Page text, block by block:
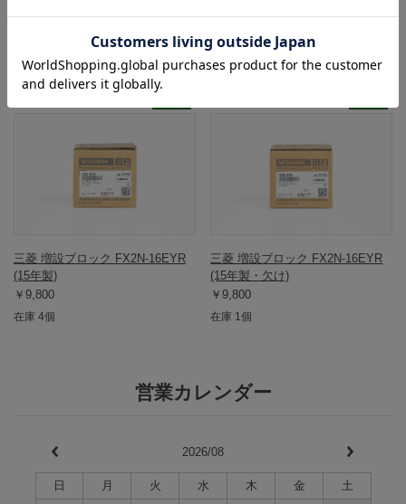
この商品と同一型番の商品
三菱 増設ブロック FX2N-16EYR
(15年製)
￥9,800
在庫 4個
三菱 増設ブロック FX2N-16EYR
(15年製・欠け)
￥9,800
在庫 1個
営業カレンダー
2026/08
日 月 火 水 木 金
土